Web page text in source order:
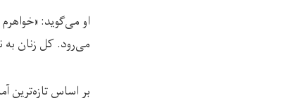
او می‌گوید:
می‌رود. کل زنان